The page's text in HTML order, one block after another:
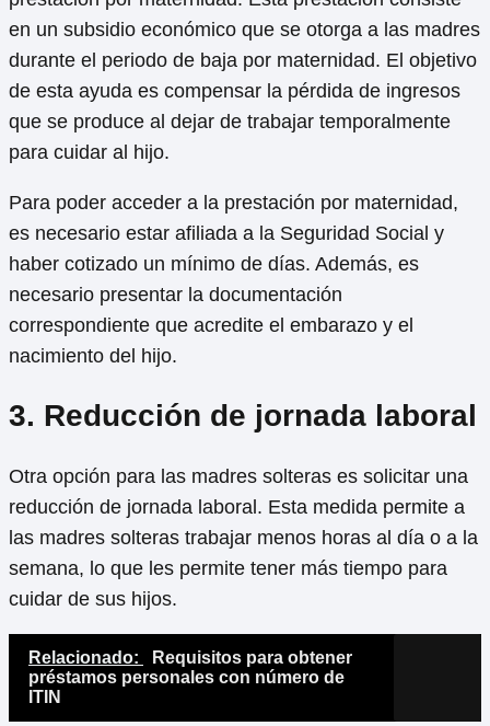
en un subsidio económico que se otorga a las madres
durante el periodo de baja por maternidad. El objetivo
de esta ayuda es compensar la pérdida de ingresos
que se produce al dejar de trabajar temporalmente
para cuidar al hijo.
Para poder acceder a la prestación por maternidad,
es necesario estar afiliada a la Seguridad Social y
haber cotizado un mínimo de días. Además, es
necesario presentar la documentación
correspondiente que acredite el embarazo y el
nacimiento del hijo.
3. Reducción de jornada laboral
Otra opción para las madres solteras es solicitar una
reducción de jornada laboral. Esta medida permite a
las madres solteras trabajar menos horas al día o a la
semana, lo que les permite tener más tiempo para
cuidar de sus hijos.
Relacionado:
Requisitos para obtener
préstamos personales con número de
ITIN